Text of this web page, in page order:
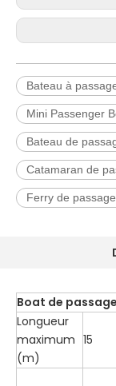
Bateau à
Mini Passenger
Bateau de
Catamaran de
Ferry de
Boat de
Longueur
maximum
(m)
15